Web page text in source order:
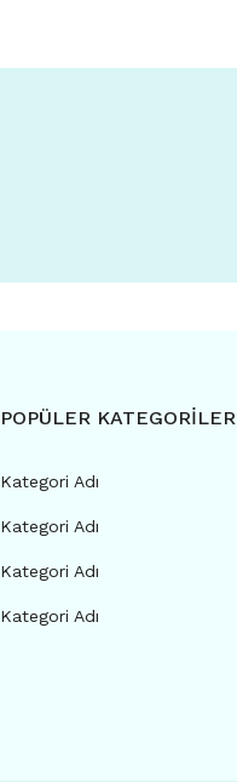
POPÜLER KATEGORİLER
Kategori Adı
Kategori Adı
Kategori Adı
Kategori Adı